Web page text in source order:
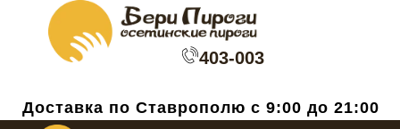
Доставка по Ставрополю с 9:00 до 21:00
403-003